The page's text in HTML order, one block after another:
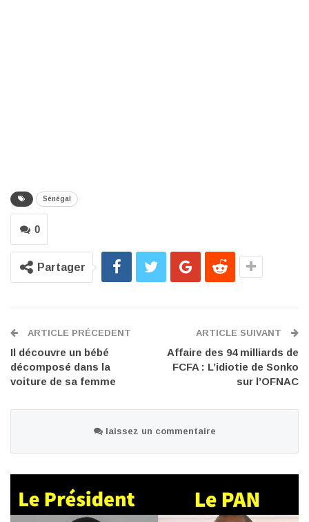
Sénégal
0
Partager
ARTICLE PRÉCEDENT
Il découvre un bébé
décomposé dans la
voiture de sa femme
ARTICLE SUIVANT
Affaire des 94 milliards de
FCFA : L’idiotie de Sonko
sur l’OFNAC
laissez un commentaire